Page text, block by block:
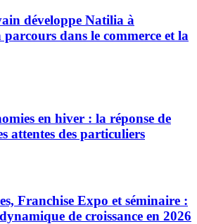
développe Natilia à
dans le commerce et la
en hiver : la réponse de
attentes des particuliers
Franchise Expo et séminaire :
de croissance en 2026